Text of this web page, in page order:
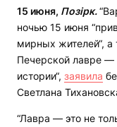
15 июня, Позірк.
ночью 15 июня
мирных жителей“,
Печерской лавре
истории“, заявила
Светлана
“Лавра — это не